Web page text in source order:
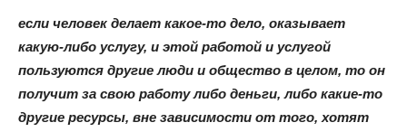
если человек делает какое-то дело, оказывает
какую-либо услугу, и этой работой и услугой
пользуются другие люди и общество в целом, то он
получит за свою работу либо деньги, либо какие-то
другие ресурсы, вне зависимости от того, хотят